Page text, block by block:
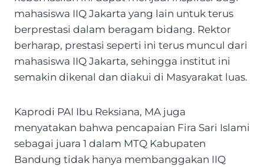
mahasiswa IIQ Jakarta yang lain untuk terus
berprestasi dalam beragam bidang. Rektor
berharap, prestasi seperti ini terus muncul dari
mahasiswa IIQ Jakarta, sehingga institut ini
semakin dikenal dan diakui di Masyarakat luas.
Kaprodi PAI Ibu Reksiana, MA juga
menyatakan bahwa pencapaian Fira Sari Islami
sebagai juara 1 dalam MTQ Kabupaten
Bandung tidak hanya membanggakan IIQ